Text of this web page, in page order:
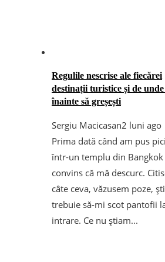
Regulile nescrise ale fiecărei
destinații turistice și de
înainte să greșești
Sergiu Macicasan2 luni ago
Prima dată când am pus
într-un templu din Bangkok
convins că mă descurc.
câte ceva, văzusem poze,
trebuie să-mi scot pantofii
intrare. Ce nu știam...